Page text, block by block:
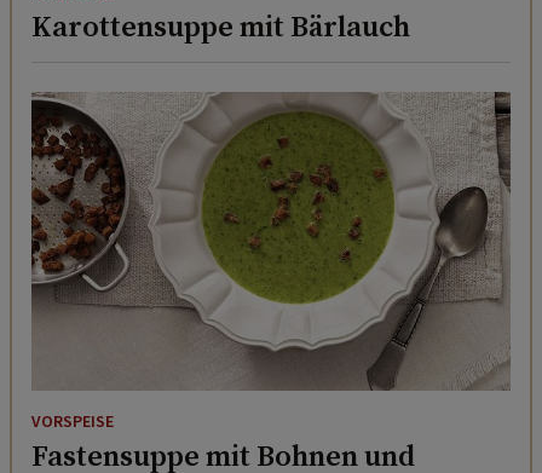
Karottensuppe mit Bärlauch
VORSPEISE
Fastensuppe mit Bohnen und